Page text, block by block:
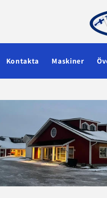
Kontakta Maskiner